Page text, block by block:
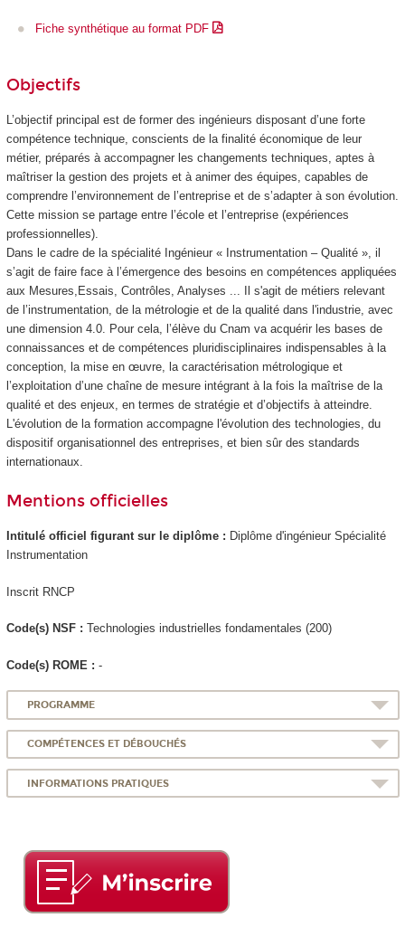
Fiche synthétique au format PDF
Objectifs
L’objectif principal est de former des ingénieurs disposant d’une forte
compétence technique, conscients de la finalité économique de leur
métier, préparés à accompagner les changements techniques, aptes à
maîtriser la gestion des projets et à animer des équipes, capables de
comprendre l’environnement de l’entreprise et de s’adapter à son évolution.
Cette mission se partage entre l’école et l’entreprise (expériences
professionnelles).
Dans le cadre de la spécialité Ingénieur « Instrumentation – Qualité », il
s’agit de faire face à l’émergence des besoins en compétences appliquées
aux Mesures,Essais, Contrôles, Analyses ... Il s'agit de métiers relevant
de l’instrumentation, de la métrologie et de la qualité dans l'industrie, avec
une dimension 4.0. Pour cela, l’élève du Cnam va acquérir les bases de
connaissances et de compétences pluridisciplinaires indispensables à la
conception, la mise en œuvre, la caractérisation métrologique et
l’exploitation d’une chaîne de mesure intégrant à la fois la maîtrise de la
qualité et des enjeux, en termes de stratégie et d’objectifs à atteindre.
L'évolution de la formation accompagne l'évolution des technologies, du
dispositif organisationnel des entreprises, et bien sûr des standards
internationaux.
Mentions officielles
Intitulé officiel figurant sur le diplôme : Diplôme d'ingénieur Spécialité
Instrumentation
Inscrit RNCP
Code(s) NSF : Technologies industrielles fondamentales (200)
Code(s) ROME : -
PROGRAMME
COMPÉTENCES ET DÉBOUCHÉS
INFORMATIONS PRATIQUES